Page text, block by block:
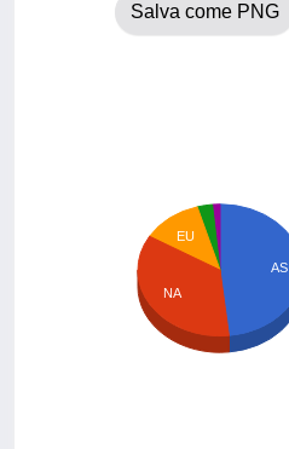
Salva come PNG
AS
EU
NA